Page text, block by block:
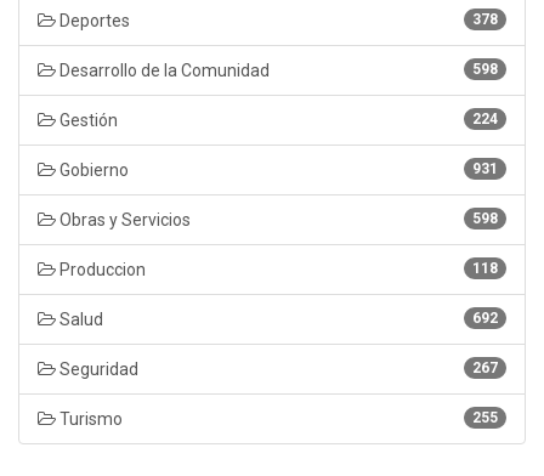
378
Deportes
598
Desarrollo de la Comunidad
224
Gestión
931
Gobierno
598
Obras y Servicios
118
Produccion
692
Salud
267
Seguridad
255
Turismo